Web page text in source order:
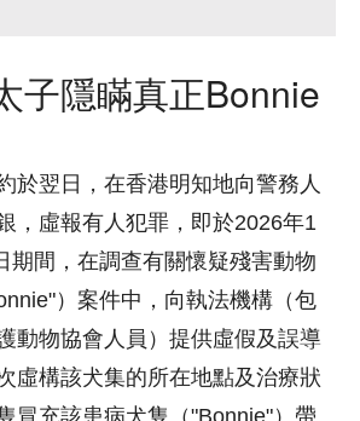
子隱瞞真正Bonnie
於翌日，在香港明知地向警務人
，虛報有人犯罪，即於2026年1
期間，在調查有關懷疑殘害動物
）案件中，向執法機構（包
動物協會人員）提供虛假及誤導
虛構該犬集的所在地點及治療狀